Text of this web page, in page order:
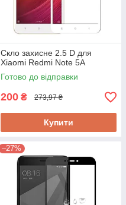
Скло захисне 2.5 D для
Xiaomi Redmi Note 5A
Готово до відправки
200 ₴ 273,97 ₴
Купити
–27%